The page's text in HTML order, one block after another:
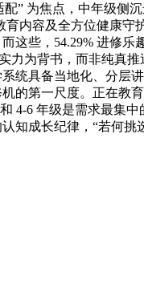
配” 为焦点，中年级侧
育内容及全方位健康守
这些，54.29% 进修
力为背书，而非纯真
统具备当地化、分层
的第一尺度。正在教
4-6 年级是需求最集
知成长纪律，“若何